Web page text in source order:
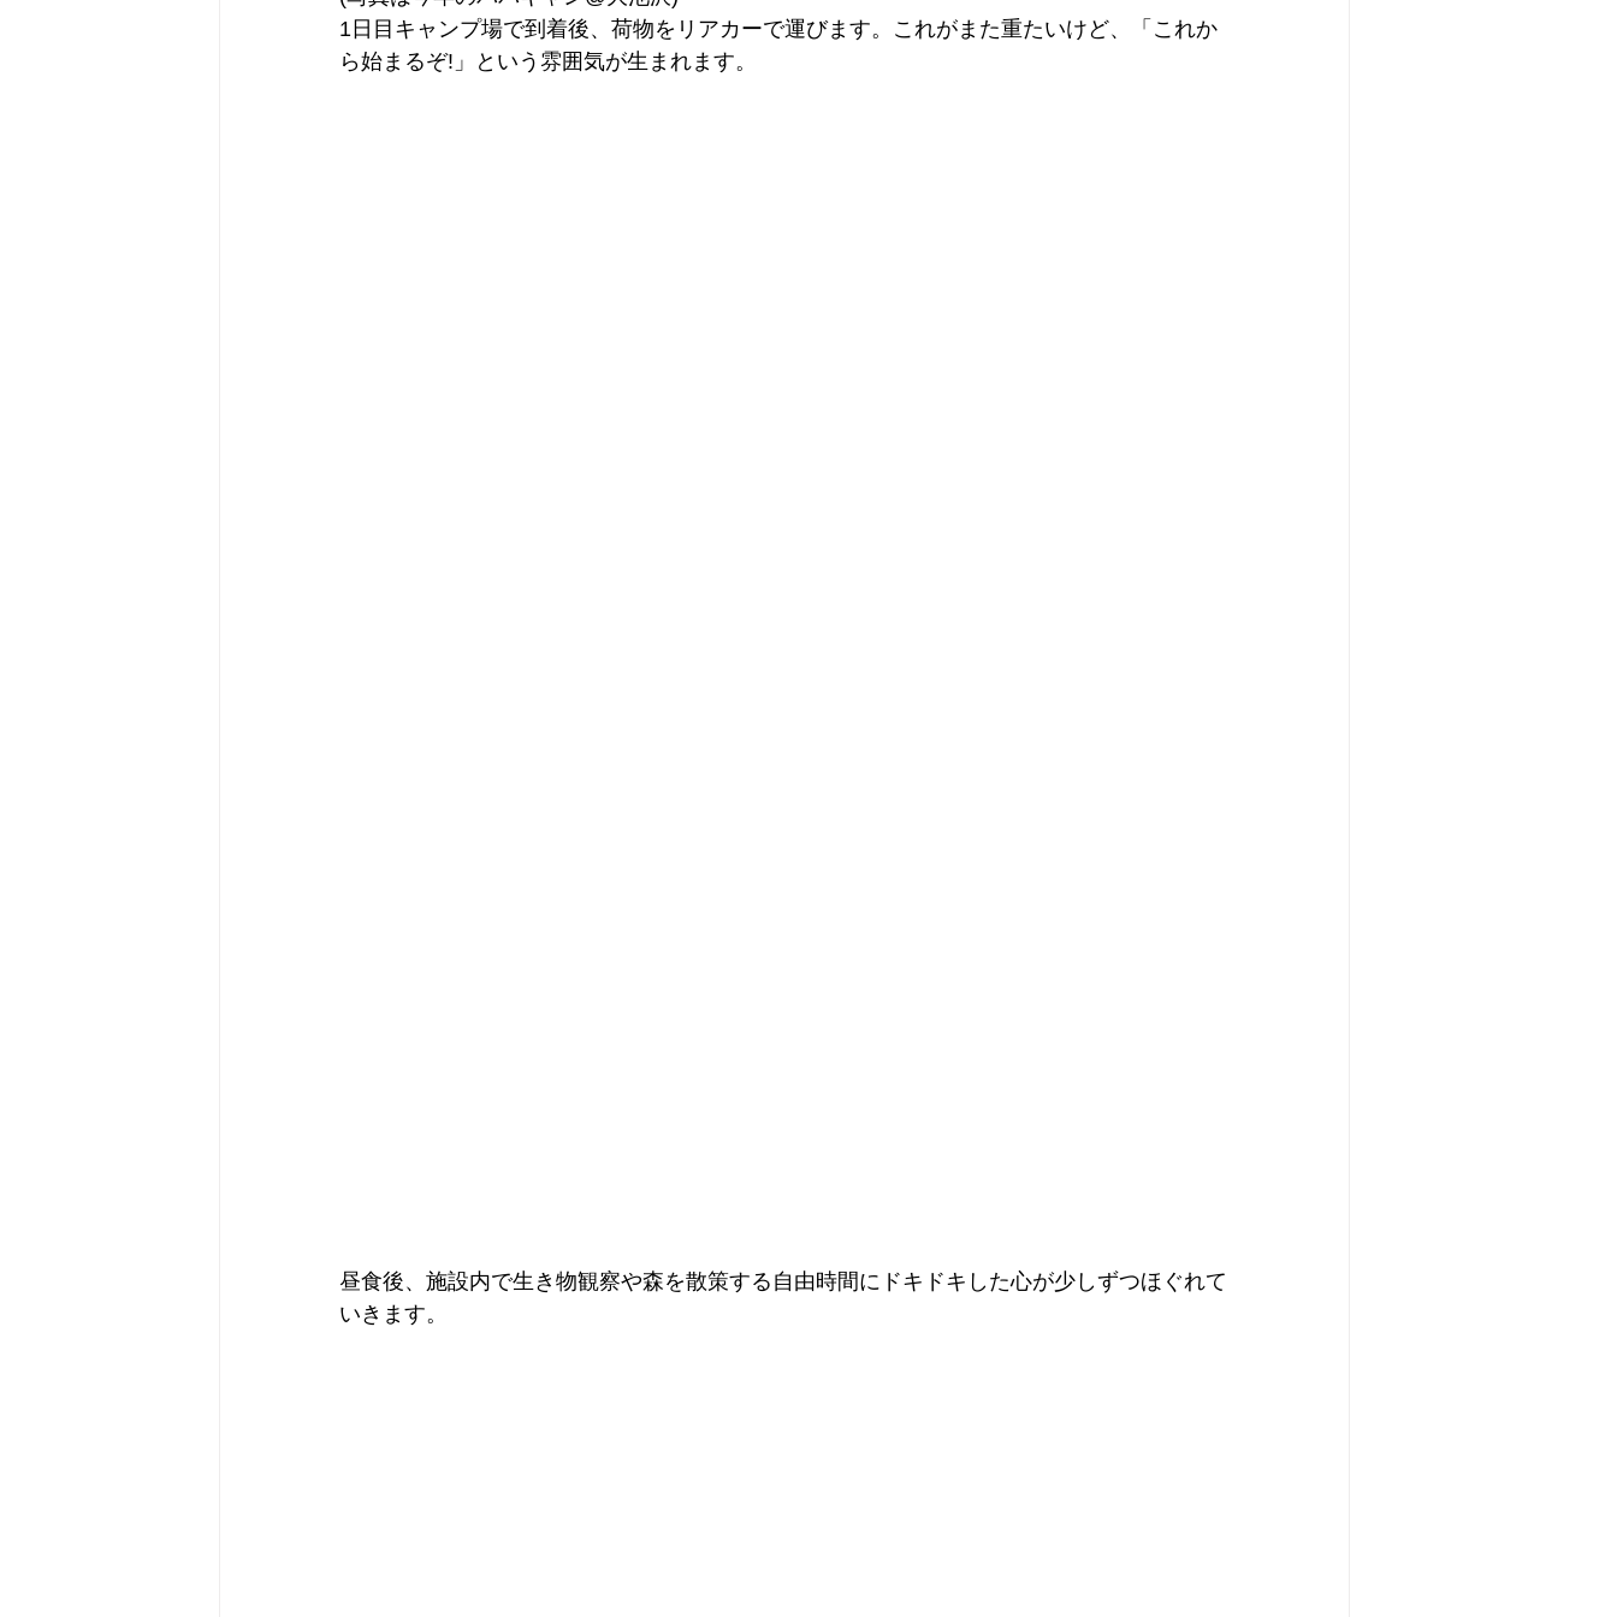
1日目キャンプ場で到着後、荷物をリアカーで運びます。これがまた重たいけど、「これか
ら始まるぞ!」という雰囲気が生まれます。
昼食後、施設内で生き物観察や森を散策する自由時間にドキドキした心が少しずつほぐれて
いきます。